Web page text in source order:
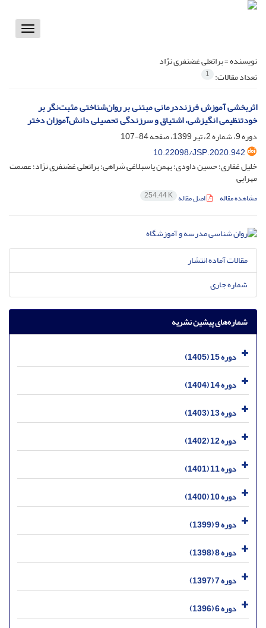
Toggle
نویسنده =براتعلی غضنفری نژاد
تعداد مقالات: 1
اثربخشی آموزش فرزنددرمانی مبتنی بر روان‌شناختی مثبت‌نگر بر
خودتنظیمی انگیزشی، اشتیاق و سرزندگی تحصیلی دانش‌آموزان دختر
دوره 9، شماره 2، تیر 1399، صفحه
84-107
10.22098/JSP.2020.942
خلیل غفاری؛ حسین داودی؛ بهمن یاسبلاغی شراهی؛ براتعلی غضنفری نژاد؛ عصمت
مهرابی
مشاهده مقاله اصل مقاله 254.44 K
مقالات آماده انتشار
شماره جاری
شماره‌های پیشین نشریه
دوره 15 (1405)
دوره 14 (1404)
دوره 13 (1403)
دوره 12 (1402)
دوره 11 (1401)
دوره 10 (1400)
دوره 9 (1399)
دوره 8 (1398)
دوره 7 (1397)
دوره 6 (1396)